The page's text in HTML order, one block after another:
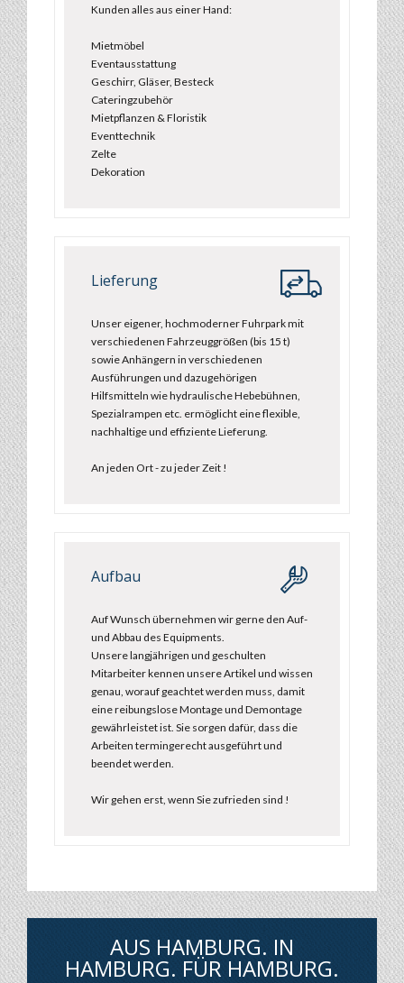
Kunden alles aus einer Hand:
Mietmöbel
Eventausstattung
Geschirr, Gläser, Besteck
Cateringzubehör
Mietpflanzen & Floristik
Eventtechnik
Zelte
Dekoration
Lieferung
Unser eigener, hochmoderner Fuhrpark mit
verschiedenen Fahrzeuggrößen (bis 15 t)
sowie Anhängern in verschiedenen
Ausführungen und dazugehörigen
Hilfsmitteln wie hydraulische Hebebühnen,
Spezialrampen etc. ermöglicht eine flexible,
nachhaltige und effiziente Lieferung.
An jeden Ort - zu jeder Zeit !
Aufbau
Auf Wunsch übernehmen wir gerne den Auf-
und Abbau des Equipments.
Unsere langjährigen und geschulten
Mitarbeiter kennen unsere Artikel und wissen
genau, worauf geachtet werden muss, damit
eine reibungslose Montage und Demontage
gewährleistet ist. Sie sorgen dafür, dass die
Arbeiten termingerecht ausgeführt und
beendet werden.
Wir gehen erst, wenn Sie zufrieden sind !
AUS HAMBURG. IN
HAMBURG. FÜR HAMBURG.